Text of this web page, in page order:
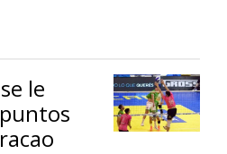
le